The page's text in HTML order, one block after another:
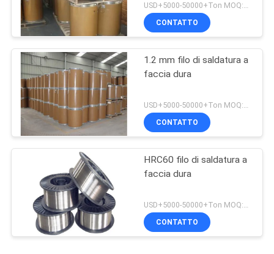
USD+5000-50000+Ton MOQ:1 tonnellata
CONTATTO
1.2 mm filo di saldatura a
faccia dura
CONTATTO
HRC60 filo di saldatura a
faccia dura
CONTATTO